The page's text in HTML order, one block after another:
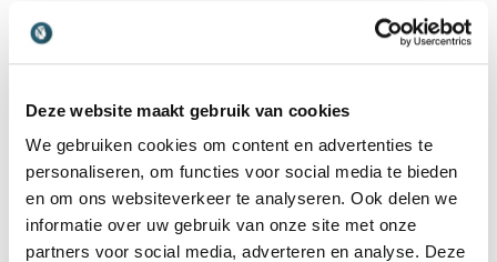
Deze website maakt gebruik van cookies
We gebruiken cookies om content en advertenties te
personaliseren, om functies voor social media te bieden
en om ons websiteverkeer te analyseren. Ook delen we
informatie over uw gebruik van onze site met onze
partners voor social media, adverteren en analyse. Deze
Hoe geavanceerd AI ook wordt, de mens blijft
bepalend. Niet alleen omdat mensen beslissingen
organisaties moeten bepalen wat wenselijk is. AI
kan helpen om sneller te werken, maar snelheid is
niet automatisch vooruitgang. AI kan veel content
maken, maar meer content betekent niet
automatisch meer waarde. AI kan processen